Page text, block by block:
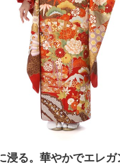
浸る。華やかでエレガ